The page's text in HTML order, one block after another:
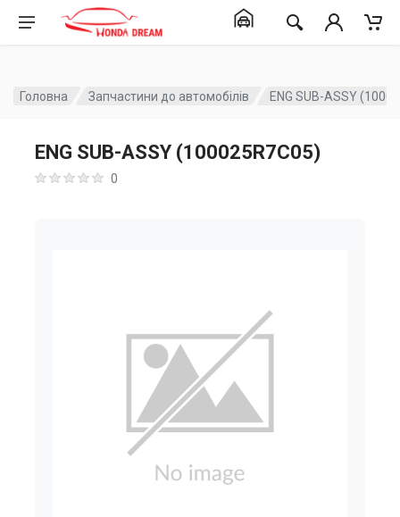
Головна Запчастини до автомобілів ENG SUB-ASSY
ENG SUB-ASSY (100025R7C05)
0